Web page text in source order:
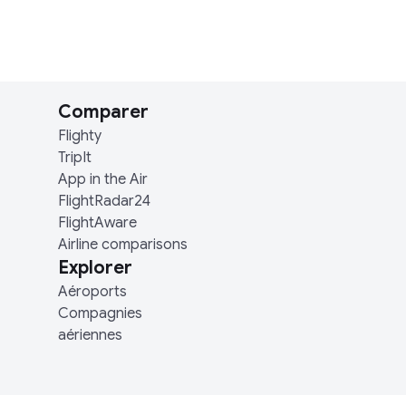
Comparer
Flighty
TripIt
App in the Air
FlightRadar24
FlightAware
Airline comparisons
Explorer
Aéroports
Compagnies
aériennes